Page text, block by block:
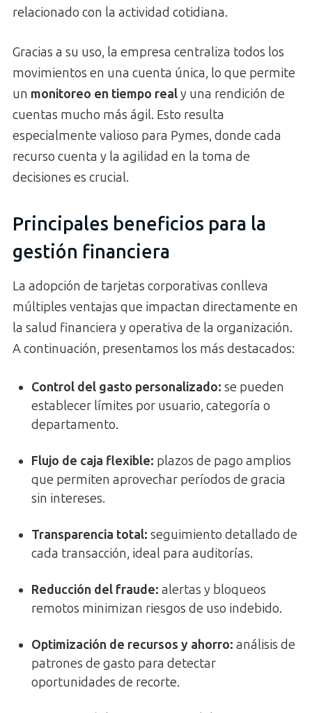
relacionado con la actividad cotidiana.
Gracias a su uso, la empresa centraliza todos los
movimientos en una cuenta única, lo que permite
un monitoreo en tiempo realy una rendición de
cuentas mucho más ágil. Esto resulta
especialmente valioso para Pymes, donde cada
recurso cuenta y la agilidad en la toma de
decisiones es crucial.
Principales beneficios para la
gestión financiera
La adopción de tarjetas corporativas conlleva
múltiples ventajas que impactan directamente en
la salud financiera y operativa de la organización.
A continuación, presentamos los más destacados:
Control del gasto personalizado: se pueden
establecer límites por usuario, categoría o
departamento.
Flujo de caja flexible: plazos de pago amplios
que permiten aprovechar períodos de gracia
sin intereses.
Transparencia total: seguimiento detallado de
cada transacción, ideal para auditorías.
Reducción del fraude: alertas y bloqueos
remotos minimizan riesgos de uso indebido.
Optimización de recursos y ahorro: análisis de
patrones de gasto para detectar
oportunidades de recorte.